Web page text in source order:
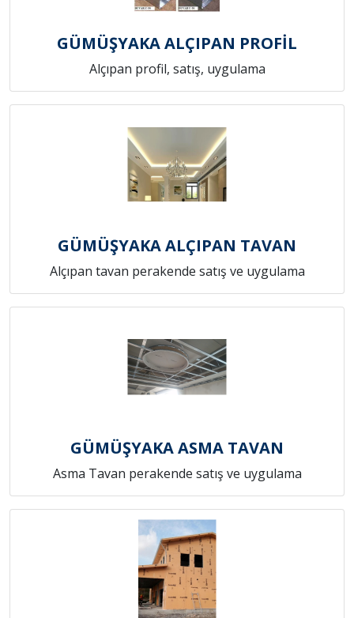
GÜMÜŞYAKA ALÇIPAN PROFİL
Alçıpan profil, satış, uygulama
GÜMÜŞYAKA ALÇIPAN TAVAN
Alçıpan tavan perakende satış ve uygulama
GÜMÜŞYAKA ASMA TAVAN
Asma Tavan perakende satış ve uygulama